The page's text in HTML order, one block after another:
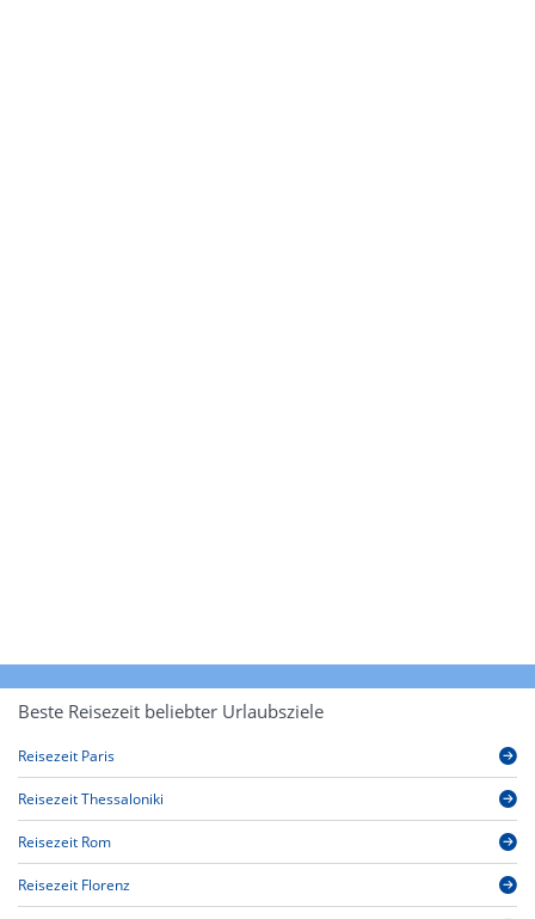
Beste Reisezeit beliebter Urlaubsziele
Reisezeit Paris
Reisezeit Thessaloniki
Reisezeit Rom
Reisezeit Florenz